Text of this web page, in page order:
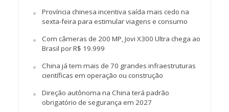
Província chinesa incentiva saída mais cedo na
sexta-feira para estimular viagens e consumo
Com câmeras de 200 MP, Jovi X300 Ultra chega ao
Brasil por R$ 19.999
China já tem mais de 70 grandes infraestruturas
científicas em operação ou construção
Direção autônoma na China terá padrão
obrigatório de segurança em 2027